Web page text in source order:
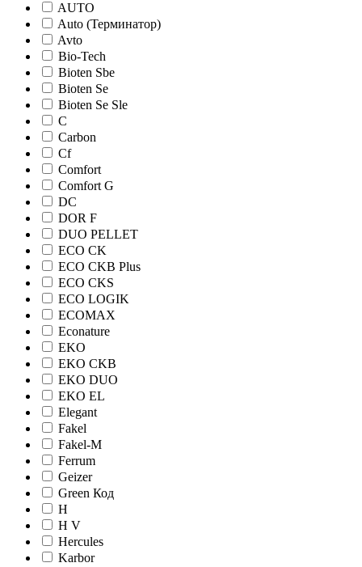
AUTO
Auto (Терминатор)
Avto
Bio-Tech
Bioten Sbe
Bioten Se
Bioten Se Sle
C
Carbon
Cf
Comfort
Comfort G
DC
DOR F
DUO PELLET
ECO CK
ECO CKB Plus
ECO CKS
ECO LOGIK
ECOMAX
Econature
EKO
EKO CKB
EKO DUO
EKO EL
Elegant
Fakel
Fakel-M
Ferrum
Geizer
Green Код
H
H V
Hercules
Karbor